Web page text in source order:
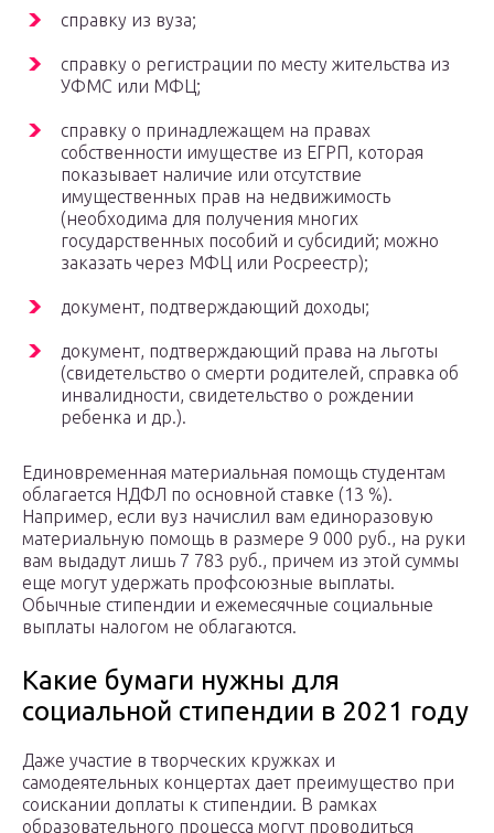
справку из вуза;
справку о регистрации по месту жительства из
УФМС или МФЦ;
справку о принадлежащем на правах
собственности имуществе из ЕГРП, которая
показывает наличие или отсутствие
имущественных прав на недвижимость
(необходима для получения многих
государственных пособий и субсидий; можно
заказать через МФЦ или Росреестр);
документ, подтверждающий доходы;
документ, подтверждающий права на льготы
(свидетельство о смерти родителей, справка об
инвалидности, свидетельство о рождении
ребенка и др.).
Единовременная материальная помощь студентам
облагается НДФЛ по основной ставке (13 %).
Например, если вуз начислил вам единоразовую
материальную помощь в размере 9 000 руб., на руки
вам выдадут лишь 7 783 руб., причем из этой суммы
еще могут удержать профсоюзные выплаты.
Обычные стипендии и ежемесячные социальные
выплаты налогом не облагаются.
Какие бумаги нужны для
социальной стипендии в 2021 году
Даже участие в творческих кружках и
самодеятельных концертах дает преимущество при
соискании доплаты к стипендии. В рамках
образовательного процесса могут проводиться